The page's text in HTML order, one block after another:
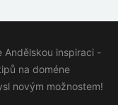
inspiraci -
na doméne
novým možnostem!